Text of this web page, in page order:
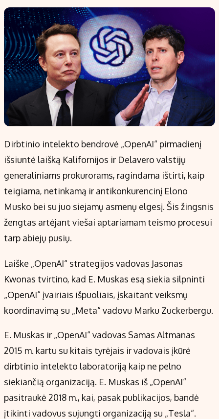
Dirbtinio intelekto bendrovė „OpenAI“ pirmadienį
išsiuntė laišką Kalifornijos ir Delavero valstijų
generaliniams prokurorams, ragindama ištirti, kaip
teigiama, netinkamą ir antikonkurencinį Elono
Musko bei su juo siejamų asmenų elgesį. Šis žingsnis
žengtas artėjant viešai aptariamam teismo procesui
tarp abiejų pusių.
Laiške „OpenAI“ strategijos vadovas Jasonas
Kwonas tvirtino, kad E. Muskas esą siekia silpninti
„OpenAI“ įvairiais išpuoliais, įskaitant veiksmų
koordinavimą su „Meta“ vadovu Marku Zuckerbergu.
E. Muskas ir „OpenAI“ vadovas Samas Altmanas
2015 m. kartu su kitais tyrėjais ir vadovais įkūrė
dirbtinio intelekto laboratoriją kaip ne pelno
siekiančią organizaciją. E. Muskas iš „OpenAI“
pasitraukė 2018 m., kai, pasak publikacijos, bandė
įtikinti vadovus sujungti organizaciją su „Tesla“.